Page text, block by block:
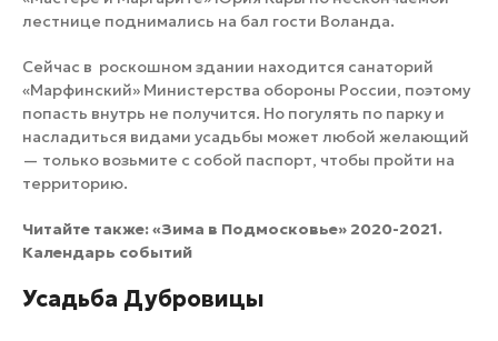
лестнице поднимались на бал гости Воланда.
Сейчас в роскошном здании находится санаторий
«Марфинский» Министерства обороны России, поэтому
попасть внутрь не получится. Но погулять по парку и
насладиться видами усадьбы может любой желающий
— только возьмите с собой паспорт, чтобы пройти на
территорию.
Читайте также:«Зима в Подмосковье» 2020-2021.
Календарь событий
Усадьба Дубровицы